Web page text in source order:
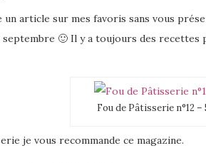
un article sur mes favoris sans vous
septembre 🙂 Il y a toujours des recettes
Fou de Pâtisserie n°12 –
je vous recommande ce magazine.